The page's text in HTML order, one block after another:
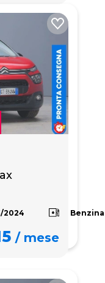
2024 Benzina
/mese